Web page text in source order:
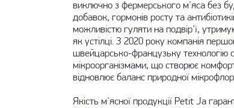
виключно з фермерського м'яса без
добавок, гормонів росту та
можливістю гуляти на подвір'ї,
як устілці. З 2020 року компанія
швейцарсько-французьку технологію
мікроорганізмами, що створює
відновлює баланс природної
Якість м'ясної продукції Petit Ja